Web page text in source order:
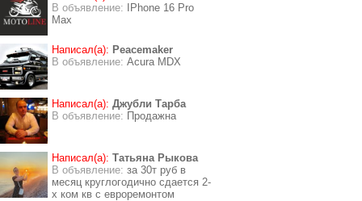
В объявление:
IPhone 16 Pro
Max
Написал(а): Peacemaker
В объявление: Acura MDX
Написал(а): Джубли Тарба
В объявление: Продажна
Написал(а): Татьяна Рыкова
В объявление: за 30т руб в
месяц круглогодично сдается 2-
х ком кв с евроремонтом